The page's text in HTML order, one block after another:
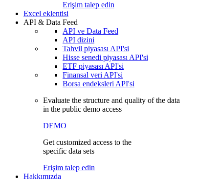
Erişim talep edin
Excel eklentisi
API & Data Feed
API ve Data Feed
API dizini
Tahvil piyasası API'si
Hisse senedi piyasası API'si
ETF piyasası API'si
Finansal veri API'si
Borsa endeksleri API'si
Evaluate the structure and quality of the data
in the public demo access
DEMO
Get customized access to the
specific data sets
Erişim talep edin
Hakkımızda